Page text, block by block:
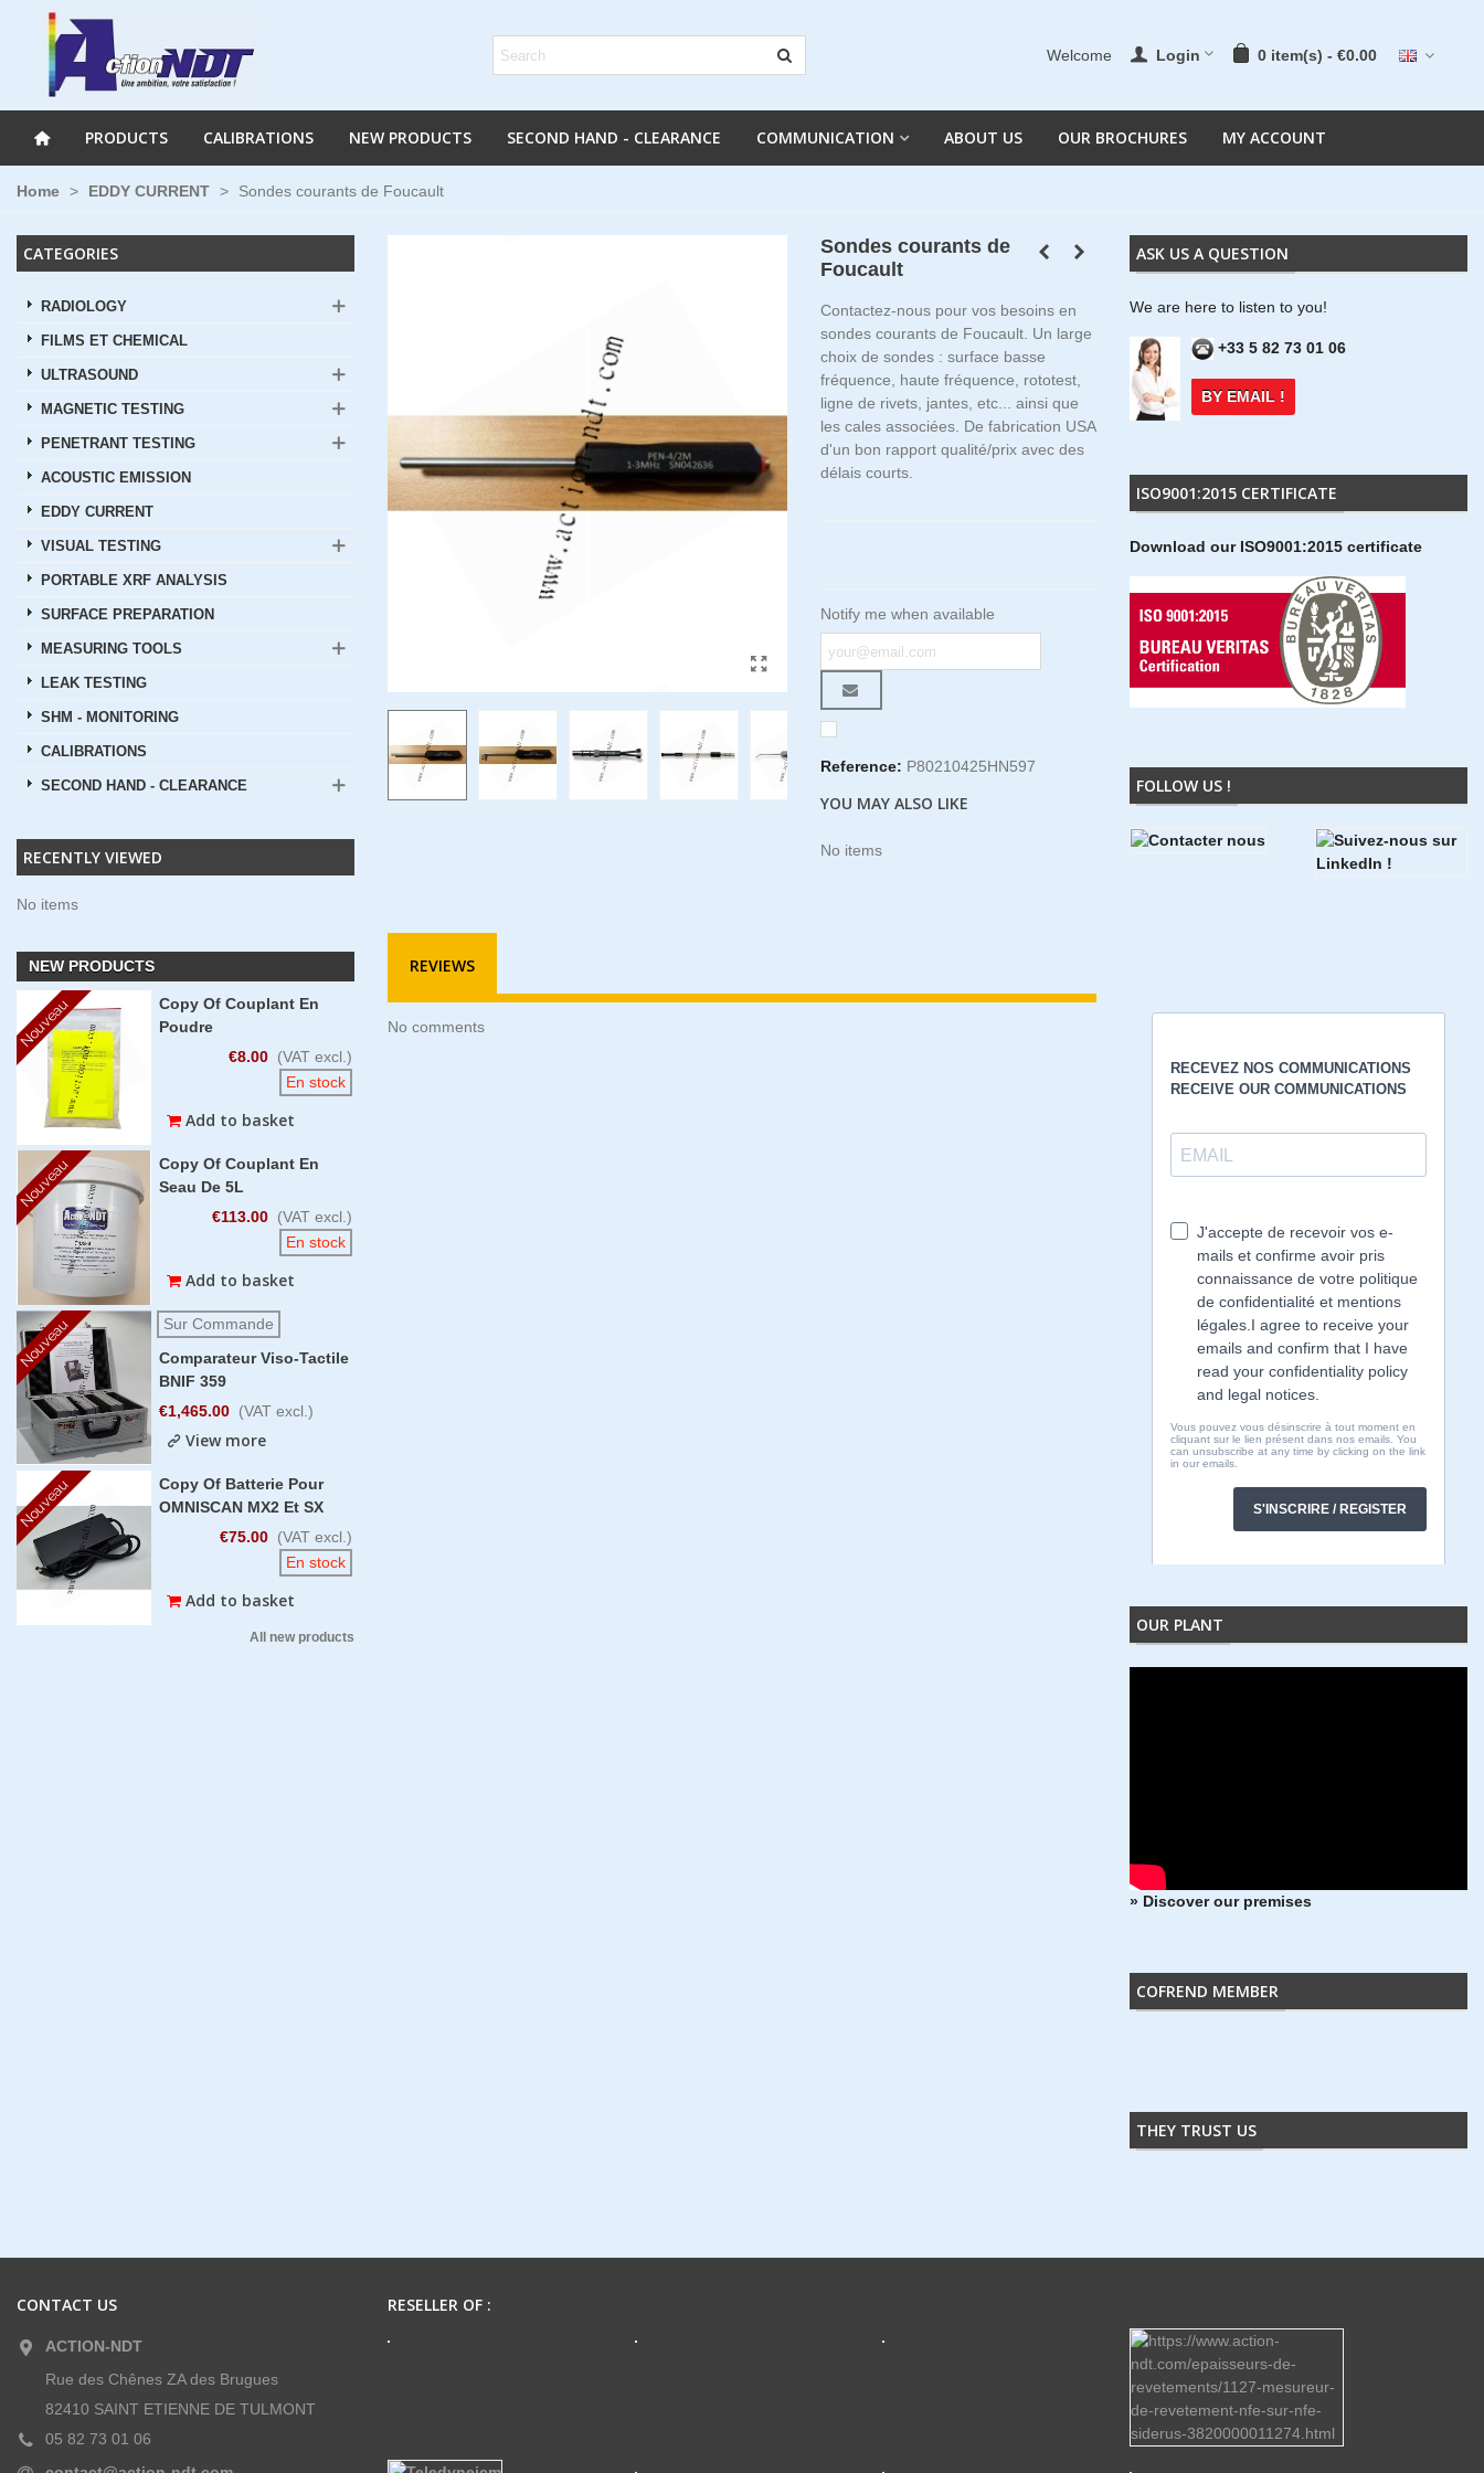
Welcome Login 0 item(s) - €0.00
PRODUCTS CALIBRATIONS NEW PRODUCTS SECOND HAND - CLEARANCE COMMUNICATION ABOUT US OUR BROCHURES MY ACCOUNT
Home > EDDY CURRENT > Sondes courants de Foucault
CATEGORIES
RADIOLOGY
FILMS ET CHEMICAL
ULTRASOUND
MAGNETIC TESTING
PENETRANT TESTING
ACOUSTIC EMISSION
EDDY CURRENT
VISUAL TESTING
PORTABLE XRF ANALYSIS
SURFACE PREPARATION
MEASURING TOOLS
LEAK TESTING
SHM - MONITORING
CALIBRATIONS
SECOND HAND - CLEARANCE
RECENTLY VIEWED
No items
NEW PRODUCTS
Nouveau
Copy Of Couplant En
Poudre
€8.00 (VAT excl.)
En stock
Add to basket
Nouveau
Copy Of Couplant En
Seau De 5L
€113.00 (VAT excl.)
En stock
Add to basket
Nouveau
Sur Commande
Comparateur Viso-Tactile
BNIF 359
€1,465.00 (VAT excl.)
View more
Nouveau
Copy Of Batterie Pour
OMNISCAN MX2 Et SX
€75.00 (VAT excl.)
En stock
Add to basket
All new products
ASK US A QUESTION
We are here to listen to you!
+33 5 82 73 01 06
BY EMAIL !
ISO9001:2015 CERTIFICATE
Download our ISO9001:2015 certificate
FOLLOW US !
OUR PLANT
» Discover our premises
COFREND MEMBER
THEY TRUST US
Sondes courants de
Foucault
Contactez-nous pour vos besoins en
sondes courants de Foucault. Un large
choix de sondes : surface basse
fréquence, haute fréquence, rototest,
ligne de rivets, jantes, etc... ainsi que
les cales associées. De fabrication USA
d'un bon rapport qualité/prix avec des
délais courts.
Notify me when available
Reference: P80210425HN597
YOU MAY ALSO LIKE
No items
REVIEWS
No comments
CONTACT US
ACTION-NDT
Rue des Chênes ZA des Brugues
82410 SAINT ETIENNE DE TULMONT
05 82 73 01 06
RESELLER OF :